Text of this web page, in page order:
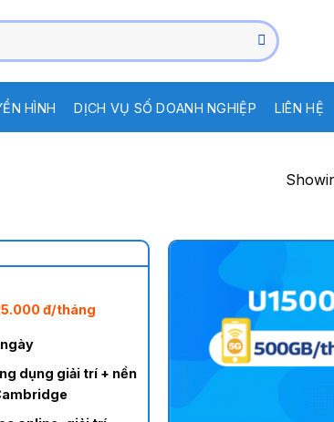
HÌNH DỊCH VỤ SỐ DOANH NGHIỆP LIÊN HỆ
đ/tháng
dụng giải trí + nền